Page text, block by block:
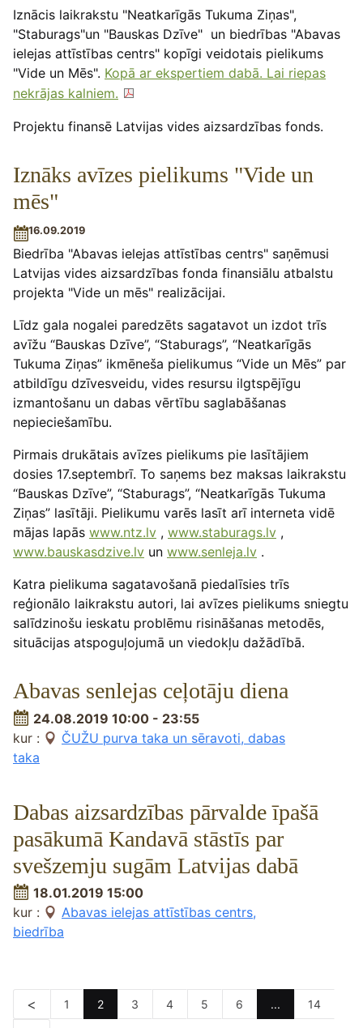
Iznācis laikrakstu "Neatkarīgās Tukuma Ziņas",
"Staburags"un "Bauskas Dzīve" un biedrības "Abavas
ielejas attīstības centrs" kopīgi veidotais pielikums
"Vide un Mēs". Kopā ar ekspertiem dabā. Lai riepas
nekrājas kalniem.
Projektu finansē Latvijas vides aizsardzības fonds.
Iznāks avīzes pielikums "Vide un
mēs"
16.09.2019
Biedrība "Abavas ielejas attīstības centrs" saņēmusi
Latvijas vides aizsardzības fonda finansiālu atbalstu
projekta "Vide un mēs" realizācijai.
Līdz gala nogalei paredzēts sagatavot un izdot trīs
avīžu “Bauskas Dzīve”, “Staburags”, “Neatkarīgās
Tukuma Ziņas” ikmēneša pielikumus “Vide un Mēs” par
atbildīgu dzīvesveidu, vides resursu ilgtspējīgu
izmantošanu un dabas vērtību saglabāšanas
nepieciešamību.
Pirmais drukātais avīzes pielikums pie lasītājiem
dosies 17.septembrī. To saņems bez maksas laikrakstu
“Bauskas Dzīve”, “Staburags”, “Neatkarīgās Tukuma
Ziņas” lasītāji. Pielikumu varēs lasīt arī interneta vidē
mājas lapās www.ntz.lv , www.staburags.lv ,
www.bauskasdzive.lv un www.senleja.lv .
Katra pielikuma sagatavošanā piedalīsies trīs
reģionālo laikrakstu autori, lai avīzes pielikums sniegtu
salīdzinošu ieskatu problēmu risināšanas metodēs,
situācijas atspoguļojumā un viedokļu dažādībā.
Abavas senlejas ceļotāju diena
24.08.2019 10:00 - 23:55
kur :
ČUŽU purva taka un sēravoti, dabas
taka
Dabas aizsardzības pārvalde īpašā
pasākumā Kandavā stāstīs par
svešzemju sugām Latvijas dabā
18.01.2019 15:00
kur :
Abavas ielejas attīstības centrs,
biedrība
1 2 3 4 5 6 ... 14